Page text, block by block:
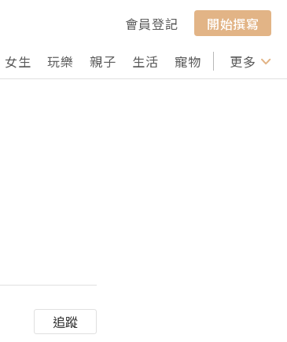
會員登記
開始撰寫
女生 玩樂 親子 生活 寵物 行山 打卡
更多
追蹤